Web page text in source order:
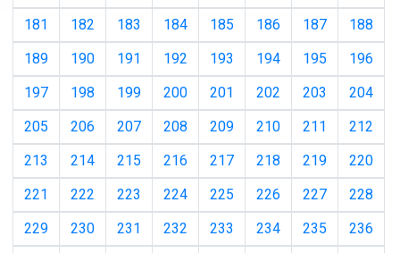
181
182 183 184 185 186 187
188
189
190 191 192 193 194 195
196
197
198 199 200 201 202 203
204
205
206 207 208 209 210 211
212
213
214 215 216 217 218 219
220
221
222 223 224 225 226 227
228
229
230 231 232 233 234 235
236